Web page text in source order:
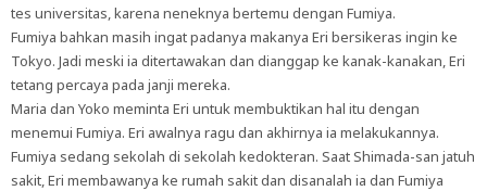
tes universitas, karena neneknya bertemu dengan Fumiya.
Fumiya bahkan masih ingat padanya makanya Eri bersikeras ingin ke
Tokyo. Jadi meski ia ditertawakan dan dianggap ke kanak-kanakan, Eri
tetang percaya pada janji mereka.
Maria dan Yoko meminta Eri untuk membuktikan hal itu dengan
menemui Fumiya. Eri awalnya ragu dan akhirnya ia melakukannya.
Fumiya sedang sekolah di sekolah kedokteran. Saat Shimada-san jatuh
sakit, Eri membawanya ke rumah sakit dan disanalah ia dan Fumiya